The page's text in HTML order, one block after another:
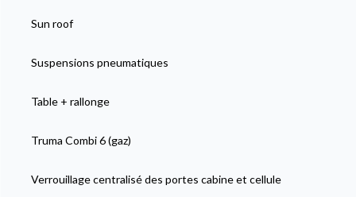
Sun roof
Suspensions pneumatiques
Table + rallonge
Truma Combi 6 (gaz)
Verrouillage centralisé des portes cabine et cellule